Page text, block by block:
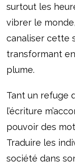
surtout les
vibrer le
canaliser cette
transformant
plume.
Tant un refuge
l’écriture
pouvoir des
Traduire les
société dans